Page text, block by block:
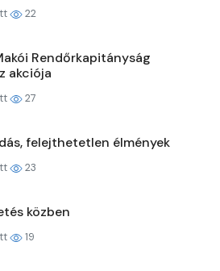
22
Rendőrkapitányság
akciója
27
felejthetetlen élmények
23
közben
19